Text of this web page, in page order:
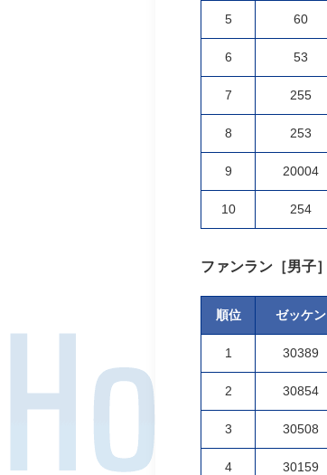
5 60
6 53
7 255
8 253
9 20004
10 254
ファンラン［男子］
順位 ゼッケン
1 30389
2 30854
3 30508
4 30159